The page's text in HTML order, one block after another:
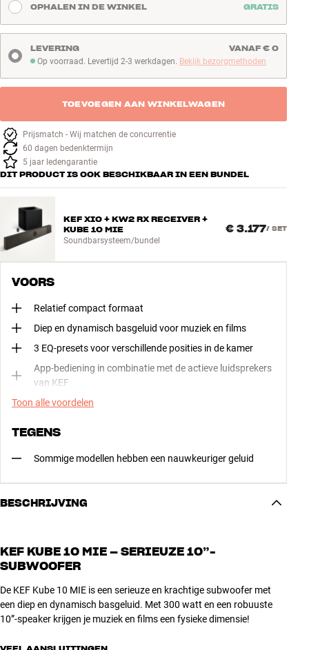
OPHALEN IN DE WINKEL GRATIS
Op voorraad. Levertijd 2-3 werkdagen
Op voorraad. Levertijd 2-3 werkdagen. Bekijk bezorgmethoden
LEVERING VANAF € 0
TOEVOEGEN AAN WINKELWAGEN
Prijsmatch - Wij matchen de concurrentie
60 dagen bedenktermijn
5 jaar ledengarantie
DIT PRODUCT IS OOK BESCHIKBAAR IN EEN BUNDEL
KEF XIO + KW2 RX RECEIVER +
KUBE 10 MIE
Soundbarsysteem/bundel
€ 3.177/ SET
VOORS
Relatief compact formaat
Diep en dynamisch basgeluid voor muziek en films
3 EQ-presets voor verschillende posities in de kamer
App-bediening in combinatie met de actieve luidsprekers
van KEF
Toon alle voordelen
TEGENS
Sommige modellen hebben een nauwkeuriger geluid
BESCHRIJVING
KEF KUBE 10 MIE – SERIEUZE 10”-
SUBWOOFER
De KEF Kube 10 MIE is een serieuze en krachtige subwoofer met
een diep en dynamisch basgeluid. Met 300 watt en een robuuste
10”-speaker krijgen je muziek en films een fysieke dimensie!